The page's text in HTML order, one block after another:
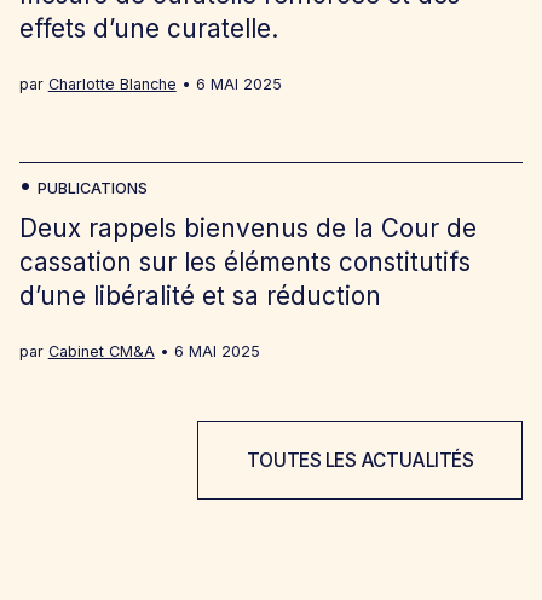
effets d’une curatelle.
par Charlotte Blanche 6 MAI 2025
Deux rappels bienvenus de la Cour de
cassation sur les éléments constitutifs
d’une libéralité et sa réduction
par Cabinet CM&A 6 MAI 2025
PUBLICATIONS
TOUTES LES ACTUALITÉS